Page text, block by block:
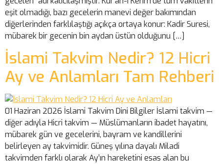
eşit olmadığı, bazı gecelerin manevi değer bakımından
diğerlerinden farklılaştığı açıkça ortaya konur: Kadir Suresi,
mübarek bir gecenin bin aydan üstün olduğunu […]
İslami Takvim Nedir? 12 Hicri
Ay ve Anlamları Tam Rehberi
01 Haziran 2026 İslami Takvim Dini Bilgiler İslami takvim —
diğer adıyla Hicri takvim — Müslümanların ibadet hayatını,
mübarek gün ve gecelerini, bayram ve kandillerini
belirleyen ay takvimidir. Güneş yılına dayalı Miladi
takvimden farklı olarak Ay’ın hareketini esas alan bu